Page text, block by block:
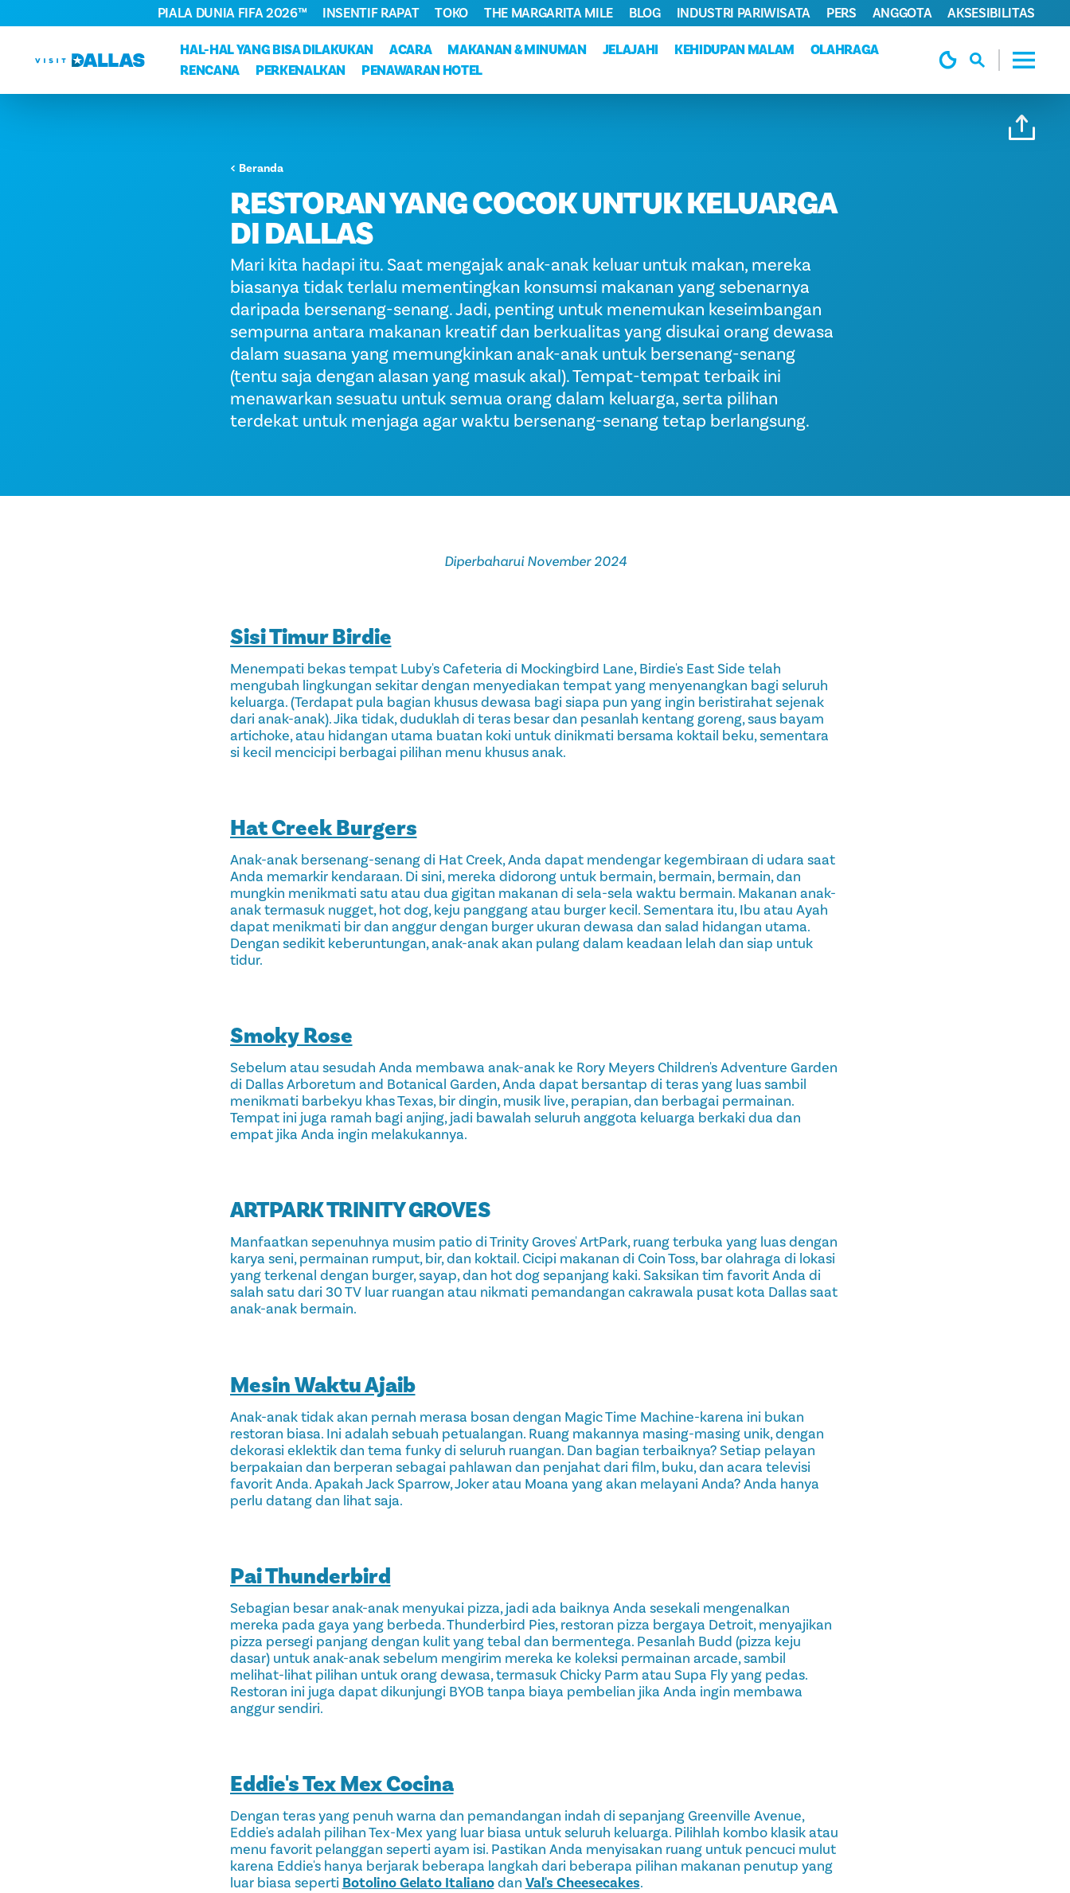
Langsung ke isi
HAL-HAL YANG BISA DILAKUKAN ACARA MAKANAN & MINUMAN JELAJAHI KEHIDUPAN MALAM
OLAHRAGA
RENCANA
PERKENALKAN PENAWARAN HOTEL
PIALA DUNIA FIFA 2026™ INSENTIF RAPAT TOKO THE MARGARITA MILE BLOG INDUSTRI PARIWISATA PERS ANGGOTA AKSESIBILITAS
Beranda
RESTORAN YANG COCOK UNTUK KELUARGA
DI DALLAS
Mari kita hadapi itu. Saat mengajak anak-anak keluar untuk makan, mereka
biasanya tidak terlalu mementingkan konsumsi makanan yang sebenarnya
daripada bersenang-senang. Jadi, penting untuk menemukan keseimbangan
sempurna antara makanan kreatif dan berkualitas yang disukai orang dewasa
dalam suasana yang memungkinkan anak-anak untuk bersenang-senang
(tentu saja dengan alasan yang masuk akal). Tempat-tempat terbaik ini
menawarkan sesuatu untuk semua orang dalam keluarga, serta pilihan
terdekat untuk menjaga agar waktu bersenang-senang tetap berlangsung.
Diperbaharui November 2024
Sisi Timur Birdie
Menempati bekas tempat Luby's Cafeteria di Mockingbird Lane, Birdie's East Side telah
mengubah lingkungan sekitar dengan menyediakan tempat yang menyenangkan bagi seluruh
keluarga. (Terdapat pula bagian khusus dewasa bagi siapa pun yang ingin beristirahat sejenak
dari anak-anak). Jika tidak, duduklah di teras besar dan pesanlah kentang goreng, saus bayam
artichoke, atau hidangan utama buatan koki untuk dinikmati bersama koktail beku, sementara
si kecil mencicipi berbagai pilihan menu khusus anak.
Hat Creek Burgers
Anak-anak bersenang-senang di Hat Creek, Anda dapat mendengar kegembiraan di udara saat
Anda memarkir kendaraan. Di sini, mereka didorong untuk bermain, bermain, bermain, dan
mungkin menikmati satu atau dua gigitan makanan di sela-sela waktu bermain. Makanan anak-
anak termasuk nugget, hot dog, keju panggang atau burger kecil. Sementara itu, Ibu atau Ayah
dapat menikmati bir dan anggur dengan burger ukuran dewasa dan salad hidangan utama.
Dengan sedikit keberuntungan, anak-anak akan pulang dalam keadaan lelah dan siap untuk
tidur.
Smoky Rose
Sebelum atau sesudah Anda membawa anak-anak ke Rory Meyers Children's Adventure Garden
di Dallas Arboretum and Botanical Garden, Anda dapat bersantap di teras yang luas sambil
menikmati barbekyu khas Texas, bir dingin, musik live, perapian, dan berbagai permainan.
Tempat ini juga ramah bagi anjing, jadi bawalah seluruh anggota keluarga berkaki dua dan
empat jika Anda ingin melakukannya.
ARTPARK TRINITY GROVES
Manfaatkan sepenuhnya musim patio di Trinity Groves' ArtPark, ruang terbuka yang luas dengan
karya seni, permainan rumput, bir, dan koktail. Cicipi makanan di Coin Toss, bar olahraga di lokasi
yang terkenal dengan burger, sayap, dan hot dog sepanjang kaki. Saksikan tim favorit Anda di
salah satu dari 30 TV luar ruangan atau nikmati pemandangan cakrawala pusat kota Dallas saat
anak-anak bermain.
Mesin Waktu Ajaib
Anak-anak tidak akan pernah merasa bosan dengan Magic Time Machine-karena ini bukan
restoran biasa. Ini adalah sebuah petualangan. Ruang makannya masing-masing unik, dengan
dekorasi eklektik dan tema funky di seluruh ruangan. Dan bagian terbaiknya? Setiap pelayan
berpakaian dan berperan sebagai pahlawan dan penjahat dari film, buku, dan acara televisi
favorit Anda. Apakah Jack Sparrow, Joker atau Moana yang akan melayani Anda? Anda hanya
perlu datang dan lihat saja.
Pai Thunderbird
Sebagian besar anak-anak menyukai pizza, jadi ada baiknya Anda sesekali mengenalkan
mereka pada gaya yang berbeda. Thunderbird Pies, restoran pizza bergaya Detroit, menyajikan
pizza persegi panjang dengan kulit yang tebal dan bermentega. Pesanlah Budd (pizza keju
dasar) untuk anak-anak sebelum mengirim mereka ke koleksi permainan arcade, sambil
melihat-lihat pilihan untuk orang dewasa, termasuk Chicky Parm atau Supa Fly yang pedas.
Restoran ini juga dapat dikunjungi BYOB tanpa biaya pembelian jika Anda ingin membawa
anggur sendiri.
Eddie's Tex Mex Cocina
Dengan teras yang penuh warna dan pemandangan indah di sepanjang Greenville Avenue,
Eddie's adalah pilihanTex-Mexyang luar biasa untuk seluruh keluarga. Pilihlah kombo klasik atau
menu favorit pelanggan seperti ayam isi. Pastikan Anda menyisakan ruang untuk pencuci mulut
karena Eddie's hanya berjarak beberapa langkah dari beberapa pilihan makanan penutup yang
luar biasa seperti Botolino Gelato Italianodan Val's Cheesecakes.